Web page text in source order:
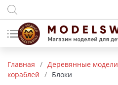
Деревянные модели
Главная / Деревянные модели
кораблей / Блоки